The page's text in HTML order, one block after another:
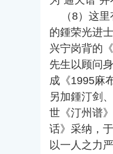
（8）这里
的鍾荣光进
兴宁岗背的
先生以顾问
成《1995麻
另加鍾汀剑
世《汀州谱
话》采纳，
以一人之力